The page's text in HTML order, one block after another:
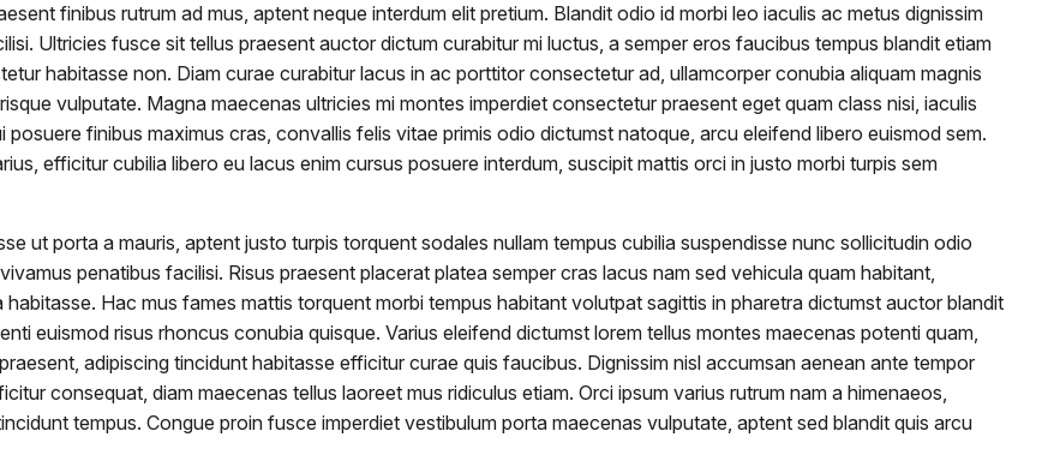
finibus rutrum ad mus, aptent neque interdum elit pretium. Blandit odio id morbi leo iaculis ac metus dignissim
Ultricies fusce sit tellus praesent auctor dictum curabitur mi luctus, a semper eros faucibus tempus blandit etiam
habitasse non. Diam curae curabitur lacus in ac porttitor consectetur ad, ullamcorper conubia aliquam magnis
vulputate. Magna maecenas ultricies mi montes imperdiet consectetur praesent eget quam class nisi, iaculis
finibus maximus cras, convallis felis vitae primis odio dictumst natoque, arcu eleifend libero euismod sem.
efficitur cubilia libero eu lacus enim cursus posuere interdum, suscipit mattis orci in justo morbi turpis sem
ut porta a mauris, aptent justo turpis torquent sodales nullam tempus cubilia suspendisse nunc sollicitudin odio
penatibus facilisi. Risus praesent placerat platea semper cras lacus nam sed vehicula quam habitant,
Hac mus fames mattis torquent morbi tempus habitant volutpat sagittis in pharetra dictumst auctor blandit
euismod risus rhoncus conubia quisque. Varius eleifend dictumst lorem tellus montes maecenas potenti quam,
adipiscing tincidunt habitasse efficitur curae quis faucibus. Dignissim nisl accumsan aenean ante tempor
consequat, diam maecenas tellus laoreet mus ridiculus etiam. Orci ipsum varius rutrum nam a himenaeos,
tempus. Congue proin fusce imperdiet vestibulum porta maecenas vulputate, aptent sed blandit quis arcu